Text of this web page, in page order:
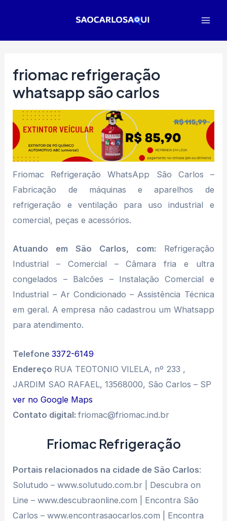
friomac refrigeração
whatsapp são carlos
Friomac Refrigeração WhatsApp São Carlos –
Fabricação de máquinas e aparelhos de
refrigeração e ventilação para uso industrial e
comercial, peças e acessórios.
Atuando em São Carlos, com: Refrigeração
Industrial – Comercial – Câmara fria e ultra
congelados – Balcões – Instalação Comercial e
Industrial – Ar Condicionado – Assistência Técnica
em geral. A empresa não cadastrou um Whatsapp
para atendimento.
Telefone3372-6149
Endereço RUA TEOTONIO VILELA, nº 233 ,
JARDIM SAO RAFAEL, 13568000, São Carlos – SP
ver no Google Maps
Contato digital:friomac@friomac.ind.br
Friomac Refrigeração
Portais relacionados na cidade de São Carlos:
Solutudo – www.solutudo.com.br | Descubra on
Line – www.descubraonline.com | Encontra São
Carlos – www.encontrasaocarlos.com | Encontra